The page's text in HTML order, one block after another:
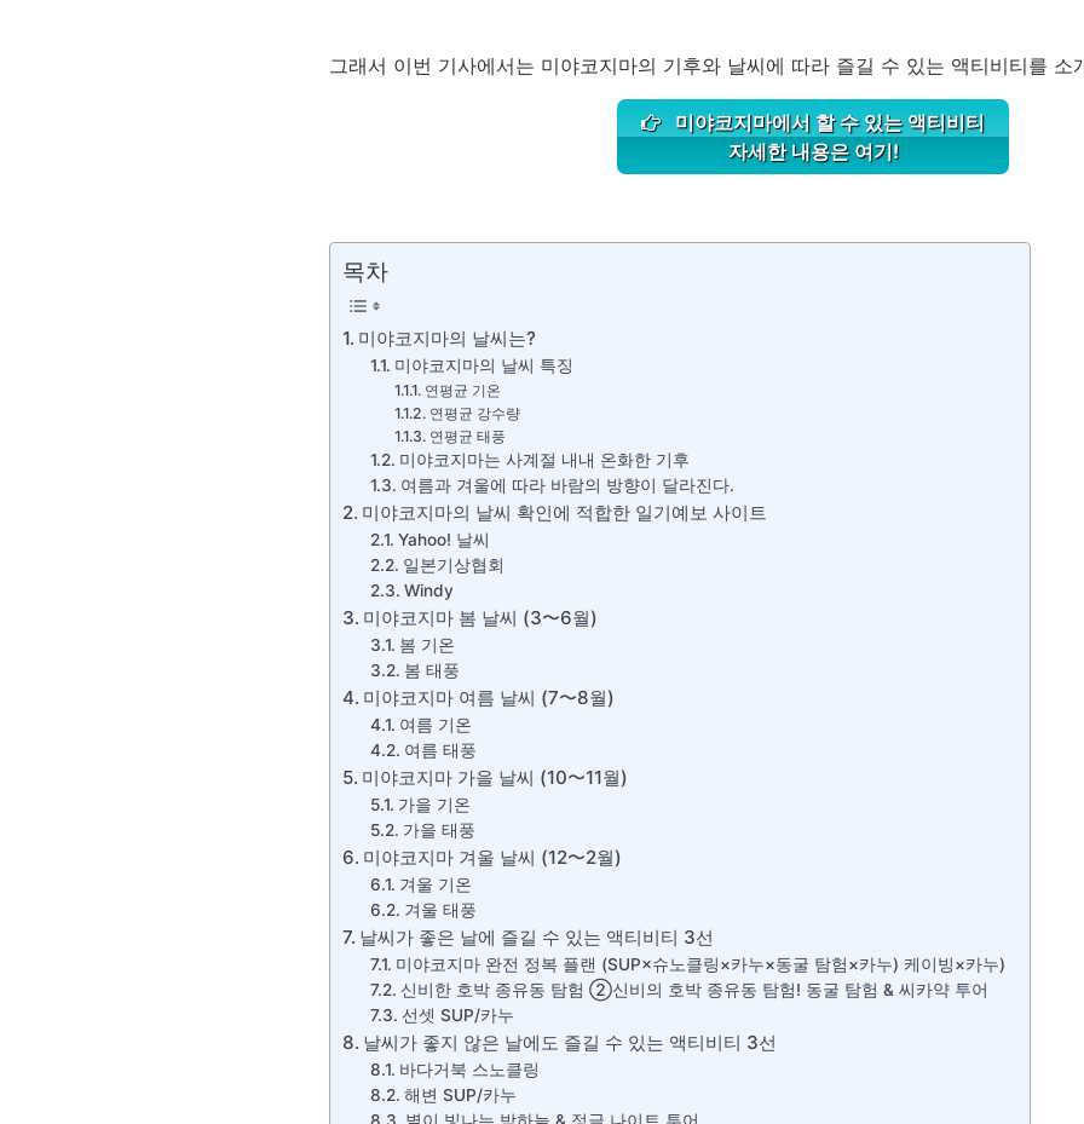
그래서 이번 기사에서는 미야코지마의 기후와 날씨에 따라 즐길 수 있는 액티비티를 소
미야코지마에서 할 수 있는 액티비티
자세한 내용은 여기!
목차
미야코지마의 날씨는?
미야코지마의 날씨 특징
연평균 기온
연평균 강수량
연평균 태풍
미야코지마는 사계절 내내 온화한 기후
여름과 겨울에 따라 바람의 방향이 달라진다.
미야코지마의 날씨 확인에 적합한 일기예보 사이트
Yahoo! 날씨
일본기상협회
Windy
미야코지마 봄 날씨 (3〜6월)
봄 기온
봄 태풍
미야코지마 여름 날씨 (7〜8월)
여름 기온
여름 태풍
미야코지마 가을 날씨 (10〜11월)
가을 기온
가을 태풍
미야코지마 겨울 날씨 (12〜2월)
겨울 기온
겨울 태풍
날씨가 좋은 날에 즐길 수 있는 액티비티 3선
미야코지마 완전 정복 플랜 (SUP×슈노클링×카누×동굴 탐험×카누) 케이빙×카누)
신비한 호박 종유동 탐험 ②신비의 호박 종유동 탐험! 동굴 탐험 & 씨카약 투어
선셋 SUP/카누
날씨가 좋지 않은 날에도 즐길 수 있는 액티비티 3선
바다거북 스노클링
해변 SUP/카누